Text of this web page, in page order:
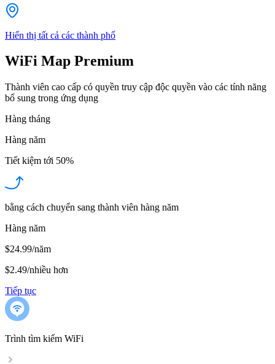
Hiển thị tất cả các thành phố
WiFi Map Premium
Thành viên cao cấp có quyền truy cập độc quyền vào các tính năng
bổ sung trong ứng dụng
Hàng tháng
Hàng năm
Tiết kiệm tới 50%
bằng cách chuyển sang thành viên hàng năm
Hàng năm
$24.99/năm
$2.49/nhiều hơn
Tiếp tục
Trình tìm kiếm WiFi